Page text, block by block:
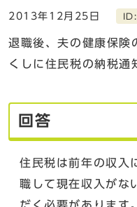
2013年12月25日
退職後、夫の健康保険
くしに住民税の納税通
回答
住民税は前年の収入
職して現在収入がな
だく必要があります